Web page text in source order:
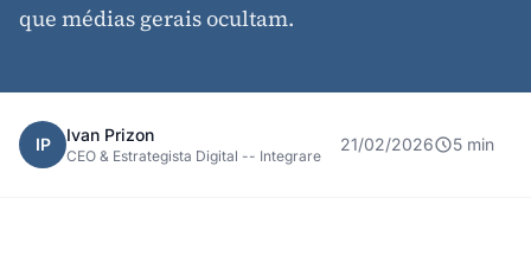
que médias gerais ocultam.
IP Ivan Prizon
CEO & Estrategista Digital -- Integrare
21/02/2026 5 min